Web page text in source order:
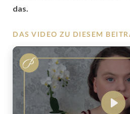
das.
DAS VIDEO ZU DIESEM